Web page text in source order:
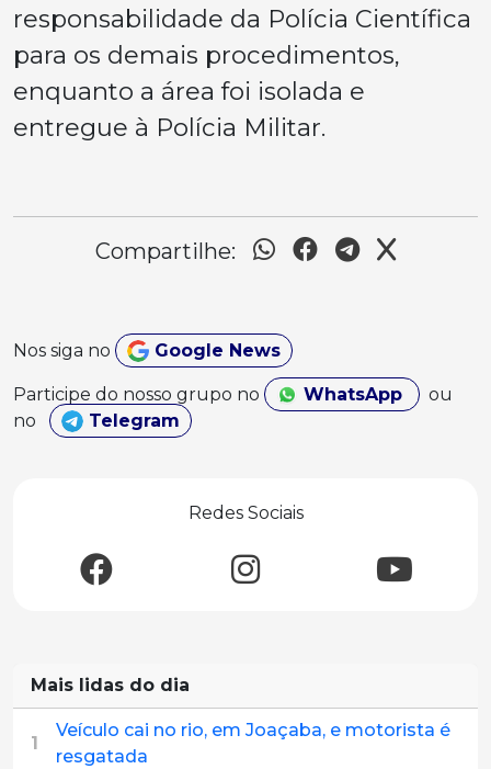
responsabilidade da Polícia Científica
para os demais procedimentos,
enquanto a área foi isolada e
entregue à Polícia Militar.
Compartilhe:
Nos siga no Google News
Participe do nosso grupo no WhatsApp
ou
no
Telegram
Redes Sociais
Mais lidas do dia
1
Veículo cai no rio, em Joaçaba, e motorista é
resgatada